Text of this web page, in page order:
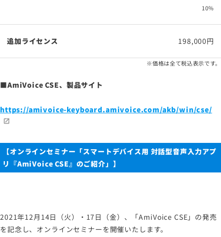
10％
追加ライセンス 198,000円
※価格は全て税込表示です。
■AmiVoice CSE、製品サイト
https://amivoice-keyboard.amivoice.com/akb/win/cse/
【オンラインセミナー「スマートデバイス用 対話型音声入力アプ
リ『AmiVoice CSE』のご紹介」】
2021年12月14日（火）・17日（金）、「AmiVoice CSE」の発売
を記念し、オンラインセミナーを開催いたします。